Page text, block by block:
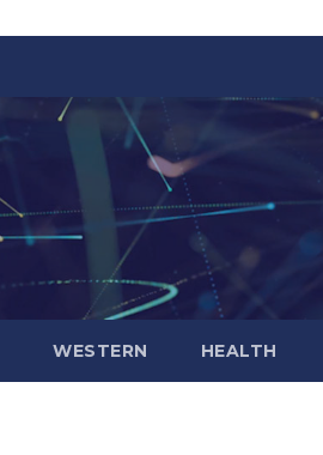
WESTERN HEALTH